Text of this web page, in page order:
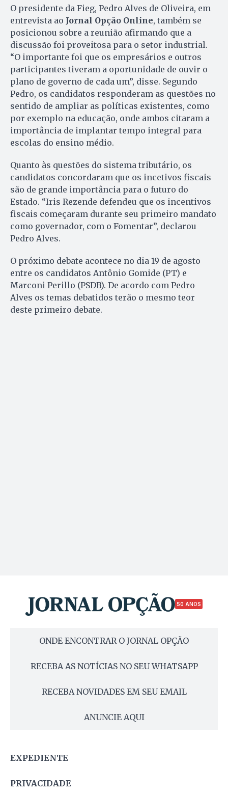
O presidente da Fieg, Pedro Alves de Oliveira, em
entrevista ao Jornal Opção Online, também se
posicionou sobre a reunião afirmando que a
discussão foi proveitosa para o setor industrial.
“O importante foi que os empresários e outros
participantes tiveram a oportunidade de ouvir o
plano de governo de cada um”, disse. Segundo
Pedro, os candidatos responderam as questões no
sentido de ampliar as políticas existentes, como
por exemplo na educação, onde ambos citaram a
importância de implantar tempo integral para
escolas do ensino médio.
Quanto às questões do sistema tributário, os
candidatos concordaram que os incetivos fiscais
são de grande importância para o futuro do
Estado. “Iris Rezende defendeu que os incentivos
fiscais começaram durante seu primeiro mandato
como governador, com o Fomentar”, declarou
Pedro Alves.
O próximo debate acontece no dia 19 de agosto
entre os candidatos Antônio Gomide (PT) e
Marconi Perillo (PSDB). De acordo com Pedro
Alves os temas debatidos terão o mesmo teor
deste primeiro debate.
50 ANOS
ONDE ENCONTRAR O JORNAL OPÇÃO
RECEBA AS NOTÍCIAS NO SEU WHATSAPP
RECEBA NOVIDADES EM SEU EMAIL
ANUNCIE AQUI
EXPEDIENTE
PRIVACIDADE